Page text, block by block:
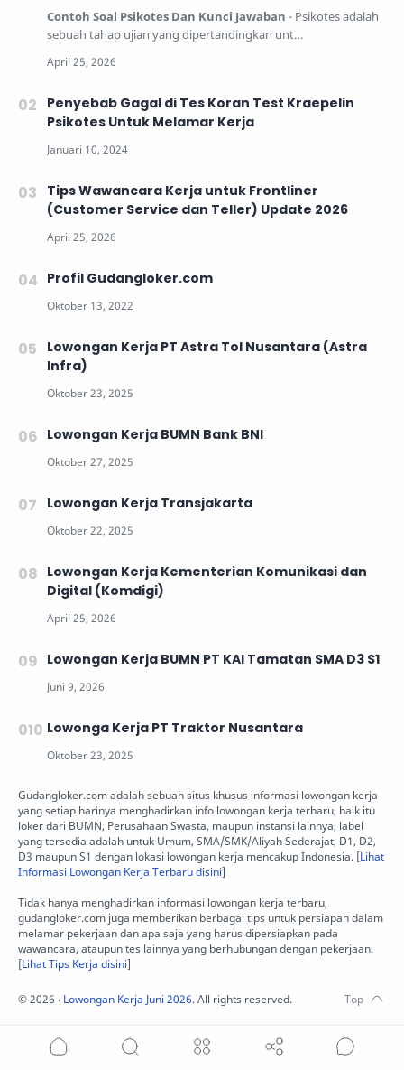
Contoh Soal Psikotes Dan Kunci Jawaban - Psikotes adalah
sebuah tahap ujian yang dipertandingkan unt…
Penyebab Gagal di Tes Koran Test Kraepelin
Psikotes Untuk Melamar Kerja
Tips Wawancara Kerja untuk Frontliner
(Customer Service dan Teller) Update 2026
Profil Gudangloker.com
Lowongan Kerja PT Astra Tol Nusantara (Astra
Infra)
Lowongan Kerja BUMN Bank BNI
Lowongan Kerja Transjakarta
Lowongan Kerja Kementerian Komunikasi dan
Digital (Komdigi)
Lowongan Kerja BUMN PT KAI Tamatan SMA D3 S1
Lowonga Kerja PT Traktor Nusantara
Gudangloker.com adalah sebuah situs khusus informasi lowongan kerja
yang setiap harinya menghadirkan info lowongan kerja terbaru, baik itu
loker dari BUMN, Perusahaan Swasta, maupun instansi lainnya, label
yang tersedia adalah untuk Umum, SMA/SMK/Aliyah Sederajat, D1, D2,
D3 maupun S1 dengan lokasi lowongan kerja mencakup Indonesia. [Lihat
Informasi Lowongan Kerja Terbaru disini]
Tidak hanya menghadirkan informasi lowongan kerja terbaru,
gudangloker.com juga memberikan berbagai tips untuk persiapan dalam
melamar pekerjaan dan apa saja yang harus dipersiapkan pada
wawancara, ataupun tes lainnya yang berhubungan dengan pekerjaan.
[Lihat Tips Kerja disini]
©2026 ‧ Lowongan Kerja Juni 2026. All rights reserved.